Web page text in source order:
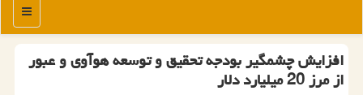
منو
افزایش چشمگیر بودجه تحقیق و توسعه هوآوی و عبور
از مرز 20 میلیارد دلار